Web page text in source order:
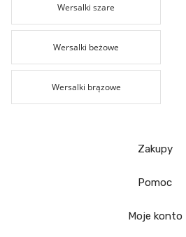
Wersalki szare
Wersalki beżowe
Wersalki brązowe
Zakupy
Pomoc
Moje konto